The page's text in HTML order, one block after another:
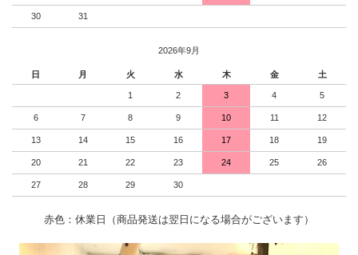
30 31
2026年9月
日 月 火 水 木 金 土
1 2 3 4 5
6 7 8 9 10 11 12
13 14 15 16 17 18 19
20 21 22 23 24 25 26
27 28 29 30
赤色：休業日（商品発送は翌日になる場合がございます）